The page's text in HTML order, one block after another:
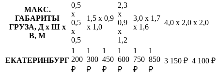
МАКС.
ГАБАРИТЫ
ГРУЗА, Д х Ш х
В, М
0,5
х
0,5
х
0,5
1,5 х 0,9
х 1,0
2,3
х
0,9
х
1,2
3,0 х 1,7
х 1,6
4,0 х 2,0 х 2,0
ЕКАТЕРИНБУРГ
1
200
₽
1
300
₽
1
450
₽
1
600
₽
1
750
₽
1
850
₽
3 150 ₽ 4 100 ₽